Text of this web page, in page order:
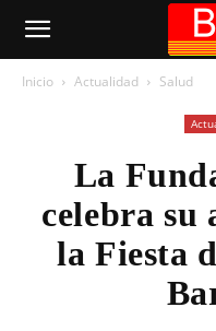
Inicio Actualidad Salud
La
celebra su
la Fiesta